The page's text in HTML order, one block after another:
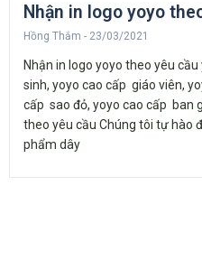
Nhận in logo yoyo
Hồng Thắm 23/03/2021
Nhận in logo yoyo theo yêu
sinh, yoyo cao cấp giáo viên,
cấp sao đỏ, yoyo cao cấp ban
theo yêu cầu Chúng tôi tự hào
phẩm dây